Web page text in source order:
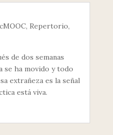
cMOOC, Repertorio,
de dos semanas
se ha movido y todo
extrañeza es la señal
está viva.